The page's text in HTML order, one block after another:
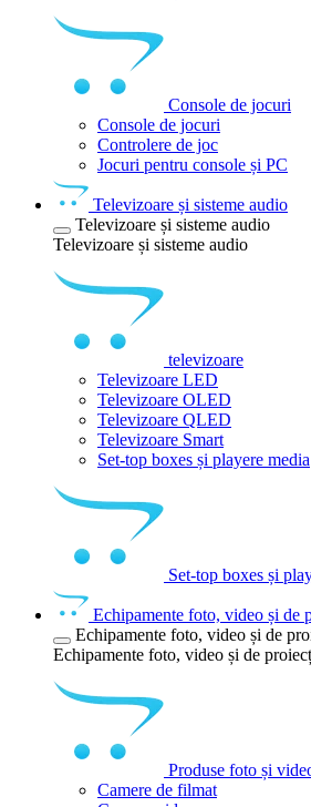
Console de jocuri
Console de jocuri
Controlere de joc
Jocuri pentru console și PC
Televizoare și sisteme audio
Televizoare și sisteme audio
Televizoare și sisteme audio
televizoare
Televizoare LED
Televizoare OLED
Televizoare QLED
Televizoare Smart
Set-top boxes și playere media
Set-top boxes și
Echipamente foto, video și de
Echipamente foto, video și de
Echipamente foto, video și de
Produse foto și
Camere de filmat